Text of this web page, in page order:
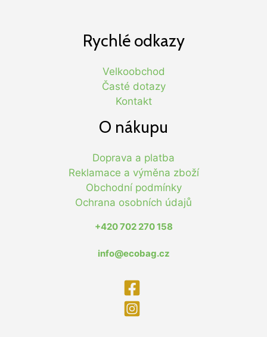
Rychlé odkazy
Velkoobchod
Časté dotazy
Kontakt
O nákupu
Doprava a platba
Reklamace a výměna zboží
Obchodní podmínky
Ochrana osobních údajů
+420 702 270 158
info@ecobag.cz